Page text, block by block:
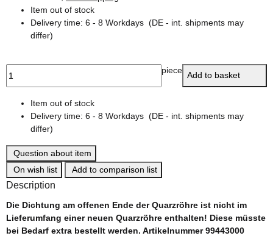
Item out of stock
Delivery time: 6 - 8 Workdays (DE - int. shipments may
differ)
piece Add to basket
Item out of stock
Delivery time: 6 - 8 Workdays (DE - int. shipments may
differ)
Question about item
On wish list
Add to comparison list
Description
Die Dichtung am offenen Ende der Quarzröhre ist nicht im
Lieferumfang einer neuen Quarzröhre enthalten! Diese müsste
bei Bedarf extra bestellt werden. Artikelnummer 99443000